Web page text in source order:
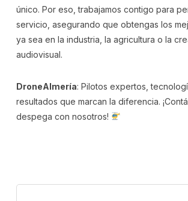
único. Por eso, trabajamos contigo para
servicio, asegurando que obtengas los
ya sea en la industria, la agricultura o la
audiovisual.
DroneAlmería: Pilotos expertos,
resultados que marcan la diferencia.
despega con nosotros!